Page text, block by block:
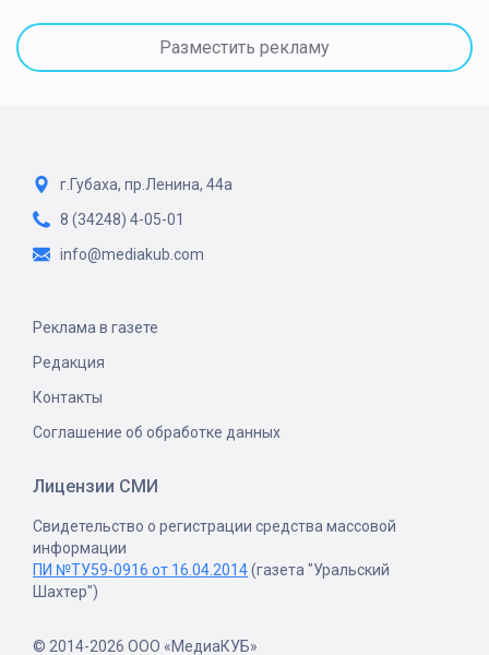
Разместить рекламу
г.Губаха, пр.Ленина, 44а
8 (34248) 4-05-01
info@mediakub.com
Реклама в газете
Редакция
Контакты
Соглашение об обработке данных
Лицензии СМИ
Свидетельство о регистрации средства массовой
информации
ПИ №ТУ59-0916 от 16.04.2014(газета "Уральский
Шахтер")
© 2014-2026 ООО «МедиаКУБ»